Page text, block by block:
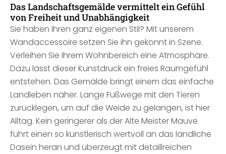
Das Landschaftsgemälde vermittelt ein Gefühl
von Freiheit und Unabhängigkeit
Sie haben Ihren ganz eigenen Stil? Mit unserem
Wandaccessoire setzen Sie ihn gekonnt in Szene.
Verleihen Sie Ihrem Wohnbereich eine Atmosphäre.
Dazu lässt dieser Kunstdruck ein freies Raumgefühl
entstehen. Das Gemälde bringt einem das einfache
Landleben näher. Lange Fußwege mit den Tieren
zurücklegen, um auf die Weide zu gelangen, ist hier
Alltag. Kein geringerer als der Alte Meister Mauve
führt einen so künstlerisch wertvoll an das ländliche
Dasein heran und überzeugt mit detaillreichen